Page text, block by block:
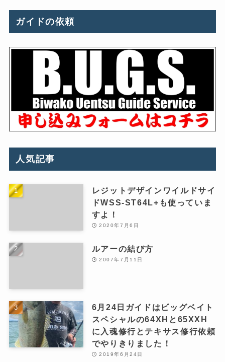
ガイドの依頼
人気記事
レジットデザインワイルドサイ
ドWSS-ST64L+も使っていま
すよ！
2020年7月6日
ルアーの結び方
2007年7月11日
6月24日ガイドはビッグベイト
スペシャルの64XHと65XXH
に入魂修行とテキサス修行依頼
でやりきりました！
2019年6月24日